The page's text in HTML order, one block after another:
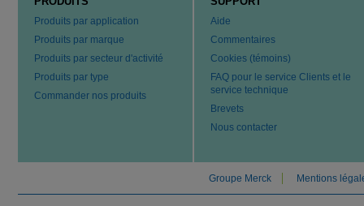
Produits par application
Produits par marque
Produits par secteur d'activité
Produits par type
Commander nos produits
Aide
Commentaires
Cookies (témoins)
FAQ pour le service Clients et le
service technique
Brevets
Nous contacter
Groupe Merck Mentions